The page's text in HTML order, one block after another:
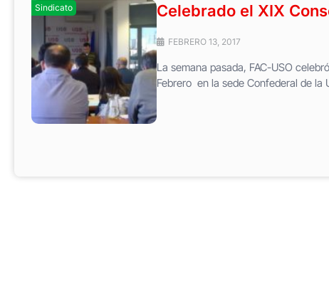
Sindicato Celebrado el XIX
FEBRERO 13, 2017
La semana pasada, FAC-USO
Febrero en la sede Confederal de